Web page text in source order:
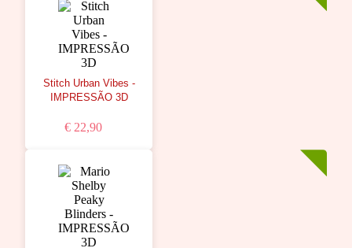
Stitch Urban Vibes -
IMPRESSÃO 3D
€ 22,90